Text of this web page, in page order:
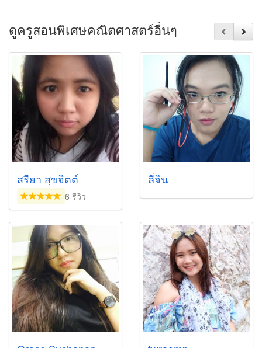
ดูครูสอนพิเศษคณิตศาสตร์อื่นๆ
สรียา สุขจิตต์
6 รีวิว
ลี่จิน